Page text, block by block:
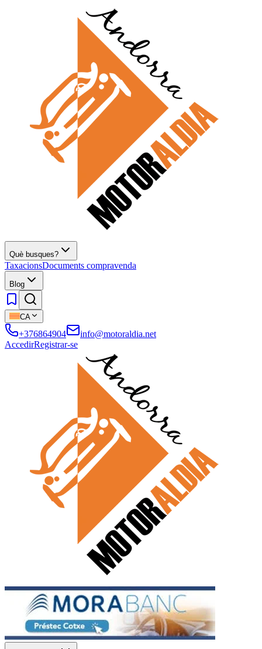
Què busques?
TaxacionsDocuments compravenda
Blog
CA
+376864904
info@motoraldia.net
AccedirRegistrar-se